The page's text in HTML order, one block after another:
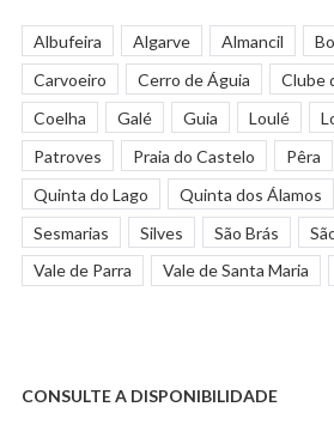
Albufeira Algarve Almancil
Carvoeiro
Cerro de Águia
Clube
Coelha
Galé Guia Loulé
Patroves
Praia do Castelo Pêra
Quinta do Lago
Quinta dos Álamos
Sesmarias
Silves São Brás
Vale de Parra
Vale de Santa Maria
CONSULTE A DISPONIBILIDADE